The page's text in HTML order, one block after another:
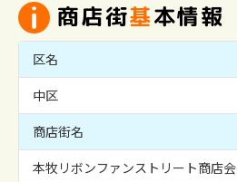
商店街基本情報
区名
中区
商店街名
本牧リボンファンストリート商店会